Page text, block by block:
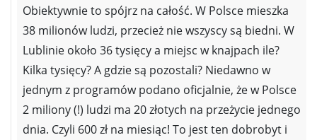
Obiektywnie to spójrz na całość. W Polsce mieszka
38 milionów ludzi, przecież nie wszyscy są biedni. W
Lublinie około 36 tysięcy a miejsc w knajpach ile?
Kilka tysięcy? A gdzie są pozostali? Niedawno w
jednym z programów podano oficjalnie, że w Polsce
2 miliony (!) ludzi ma 20 złotych na przeżycie jednego
dnia. Czyli 600 zł na miesiąc! To jest ten dobrobyt i